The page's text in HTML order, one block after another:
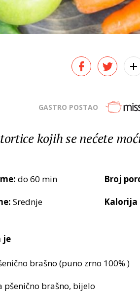
GASTRO POSTAO
kojih se nećete
do 60 min Broj
Srednje Kalorija
je
brašno (puno zrno 100% )
pšenično brašno, bijelo